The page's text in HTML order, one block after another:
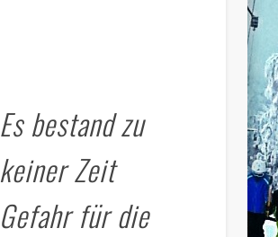
Es bestand zu
keiner Zeit
Gefahr für die